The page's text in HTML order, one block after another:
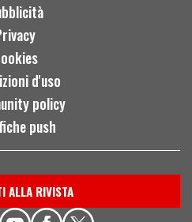
d'uso
policy
push
ALLA RIVISTA